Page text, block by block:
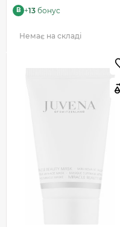
B +13 бонус
Немає на складі